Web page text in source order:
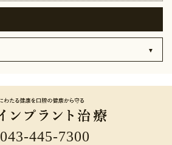
043-445-7300